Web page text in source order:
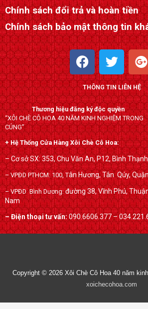
Chính sách đổi trả và hoàn tiền
Chính sách bảo mật thông tin
F
a
c
e
b
o
o
k
T
w
i
t
t
e
r
G
o
o
g
l
e
-
p
l
u
s
THÔNG TIN LIÊN HỆ
Thương hiệu đăng ký độc quyền
“XÔI CHÈ CÔ HOA 40 NĂM KINH NGHIỆM
CÚNG”
+ Hệ Thống Cửa Hàng Xôi Chè Cô Hoa:
– Cơ sở SX: 353, Chu Văn An, P12, Bình
– VPĐD PTHCM: 100, Tân Hương, Tân Qúy,
– VPĐD Bình Dương:đường 38, Vĩnh Phú,
Nam
– Điện thoại tư vấn:090.6606.377 –
Copyright © 2026 Xôi Chè Cô Hoa 40 năm
xoichecohoa.com